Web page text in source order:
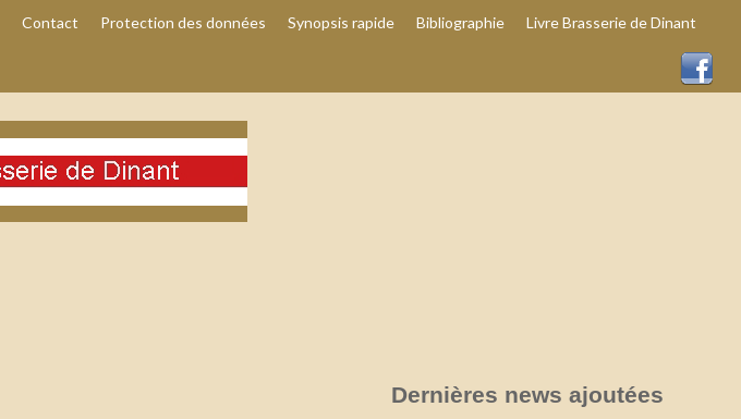
Contact Protection des données Synopsis rapide Bibliographie Livre Brasserie de Dinant
Dernières news ajoutées